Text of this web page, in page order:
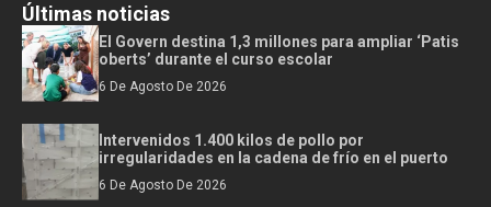
Últimas noticias
El Govern destina 1,3 millones para ampliar ‘Patis
oberts’ durante el curso escolar
6 De Agosto De 2026
Intervenidos 1.400 kilos de pollo por
irregularidades en la cadena de frío en el puerto
6 De Agosto De 2026